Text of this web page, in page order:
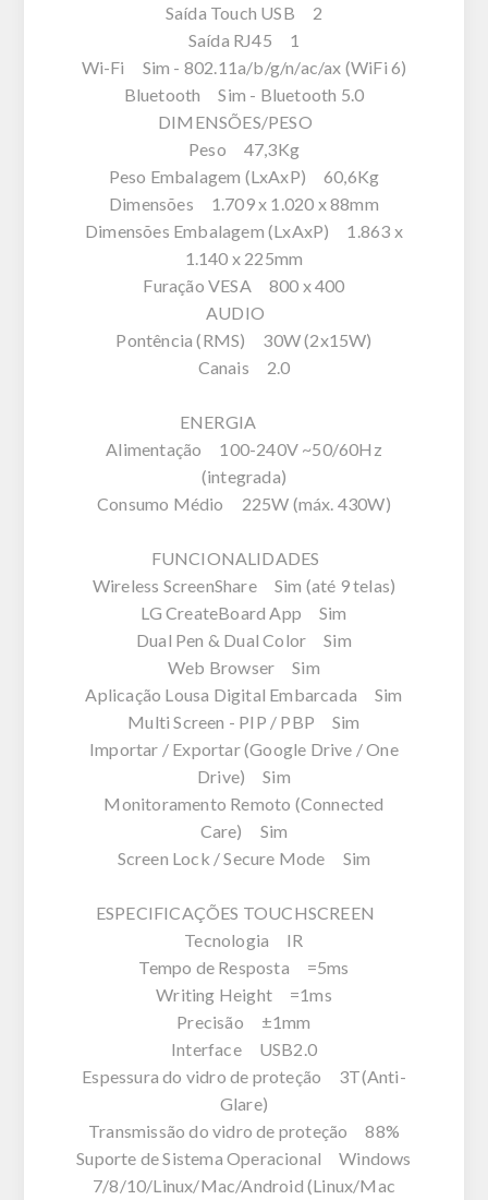
Saída Touch USB 2
Saída RJ45 1
Wi-Fi Sim - 802.11a/b/g/n/ac/ax (WiFi 6)
Bluetooth Sim - Bluetooth 5.0
DIMENSÕES/PESO
Peso 47,3Kg
Peso Embalagem (LxAxP) 60,6Kg
Dimensões 1.709 x 1.020 x 88mm
Dimensões Embalagem (LxAxP) 1.863 x
1.140 x 225mm
Furação VESA 800 x 400
AUDIO
Pontência (RMS) 30W (2x15W)
Canais 2.0
ENERGIA
Alimentação 100-240V ~50/60Hz
(integrada)
Consumo Médio 225W (máx. 430W)
FUNCIONALIDADES
Wireless ScreenShare Sim (até 9 telas)
LG CreateBoard App Sim
Dual Pen & Dual Color Sim
Web Browser Sim
Aplicação Lousa Digital Embarcada Sim
Multi Screen - PIP / PBP Sim
Importar / Exportar (Google Drive / One
Drive) Sim
Monitoramento Remoto (Connected
Care) Sim
Screen Lock / Secure Mode Sim
ESPECIFICAÇÕES TOUCHSCREEN
Tecnologia IR
Tempo de Resposta =5ms
Writing Height =1ms
Precisão ±1mm
Interface USB2.0
Espessura do vidro de proteção 3T(Anti-
Glare)
Transmissão do vidro de proteção 88%
Suporte de Sistema Operacional Windows
7/8/10/Linux/Mac/Android (Linux/Mac